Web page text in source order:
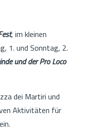
, im kleinen
1. und Sonntag, 2.
und der Pro Loco
dei Martiri und
Aktivitäten für